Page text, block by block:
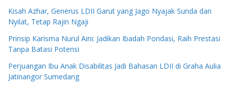
Kisah Azhar, Generus LDII Garut yang Jago Nyajak Sunda dan
Nyilat, Tetap Rajin Ngaji
Prinsip Karisma Nurul Aini: Jadikan Ibadah Pondasi, Raih Prestasi
Tanpa Batasi Potensi
Perjuangan Ibu Anak Disabilitas Jadi Bahasan LDII di Graha Aulia
Jatinangor Sumedang